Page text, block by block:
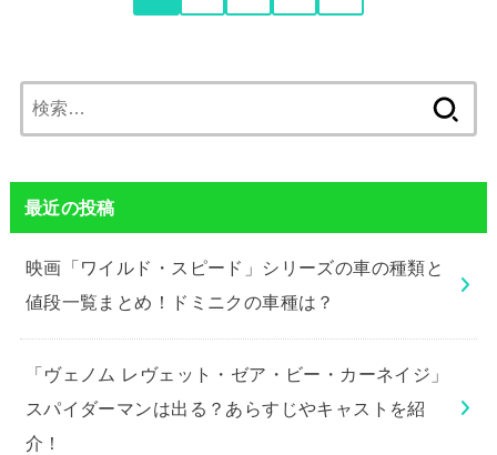
索:
最近の投稿
映画「ワイルド・スピード」シリーズの車の種類と
値段一覧まとめ！ドミニクの車種は？
「ヴェノム レヴェット・ゼア・ビー・カーネイジ」
スパイダーマンは出る？あらすじやキャストを紹
介！